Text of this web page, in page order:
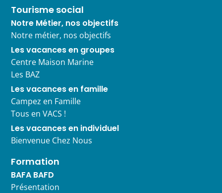
Tourisme social
Notre Métier, nos objectifs
Notre métier, nos objectifs
Les vacances en groupes
Centre Maison Marine
Les BAZ
Les vacances en famille
Campez en Famille
Tous en VACS !
Les vacances en individuel
Bienvenue Chez Nous
Formation
BAFA BAFD
Présentation